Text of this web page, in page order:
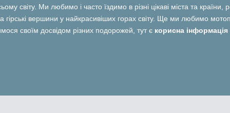
світу. Ми любимо і часто їздимо в різні цікаві міста та
вершини у найкрасивіших горах світу. Ще ми любимо
своїм досвідом різних подорожей, тут є корисна